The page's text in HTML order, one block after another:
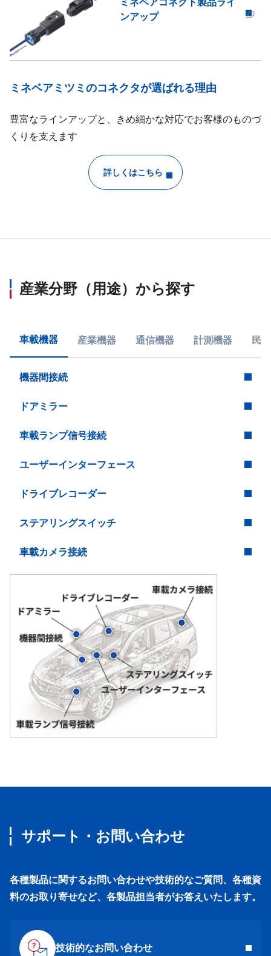
ミネベアコネクト製品ライ
ンアップ
ミネベアミツミのコネクタが選ばれる理由
豊富なラインアップと、きめ細かな対応でお客様のものづ
くりを支えます
詳しくはこちら
産業分野（用途）から探す
車載機器 産業機器 通信機器 計測機器 民
機器間接続
ドアミラー
車載ランプ信号接続
ユーザーインターフェース
ドライブレコーダー
ステアリングスイッチ
車載カメラ接続
サポート・お問い合わせ
各種製品に関するお問い合わせや技術的なご質問、各種資
料のお取り寄せなど、各製品担当者がお答えいたします。
技術的なお問い合わせ